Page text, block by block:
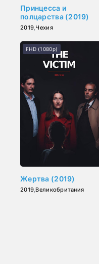
Принцесса и
полцарства (2019)
2019,Чехия
Жертва (2019)
2019,Великобритания
FHD (1080p)